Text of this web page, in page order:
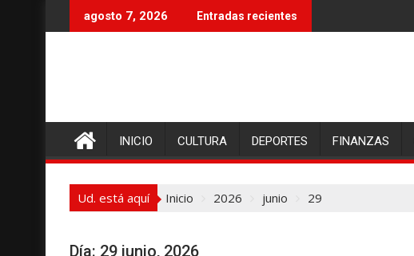
r
n
e
agosto 7, 2026 Entradas recientes
INICIO CULTURA DEPORTES FINANZAS
Ud. está aquí Inicio 2026 junio 29
Día: 29 junio, 2026